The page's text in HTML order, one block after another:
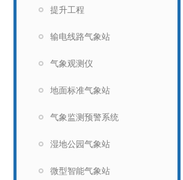
提升工程
输电线路气象站
气象观测仪
地面标准气象站
气象监测预警系统
湿地公园气象站
微型智能气象站